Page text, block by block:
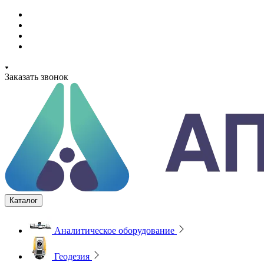
Заказать звонок
Каталог
Аналитическое оборудование
Геодезия